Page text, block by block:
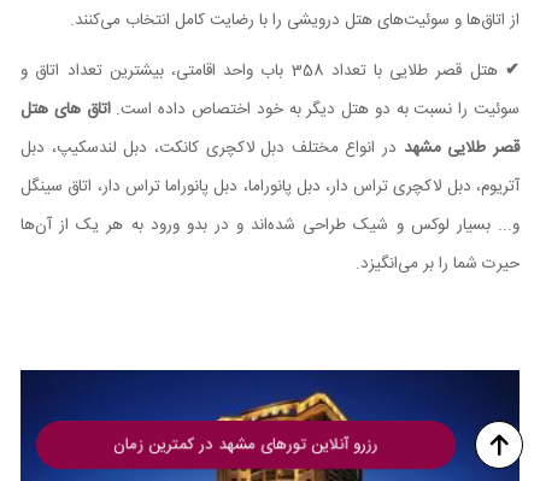
از اتاق‌ها و سوئیت‌های هتل درویشی را با رضایت کامل انتخاب می‌کنند.
✔
هتل قصر طلایی با تعداد 358 باب واحد اقامتی، بیشترین تعداد اتاق و
سوئیت را نسبت به دو هتل دیگر به خود اختصاص داده است.اتاق های هتل
قصر طلایی مشهد در انواع مختلف دبل لاکچری کانکت، دبل لندسکیپ، دبل
آتریوم، دبل لاکچری تراس دار، دبل پانوراما، دبل پانوراما تراس دار، اتاق سینگل
و... بسیار لوکس و شیک طراحی شده‌اند و در بدو ورود به هر یک از آن‌ها
حیرت شما را بر می‌انگیزد.
رزرو آنلاین تورهای مشهد در کمترین زمان